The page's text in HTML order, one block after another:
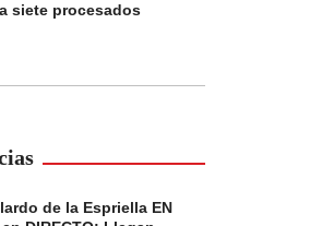
siete procesados
de la Espriella EN